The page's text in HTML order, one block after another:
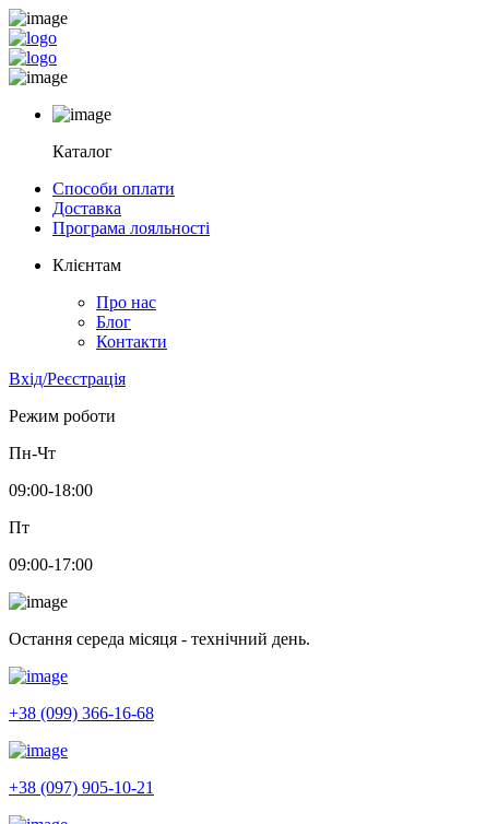
Каталог
Способи оплати
Доставка
Програма лояльності
Клієнтам
Про нас
Блог
Контакти
Вхід/Реєстрація
Режим роботи
Пн-Чт
09:00-18:00
Пт
09:00-17:00
Остання середа місяця - технічний день.
+38 (099) 366-16-68
+38 (097) 905-10-21